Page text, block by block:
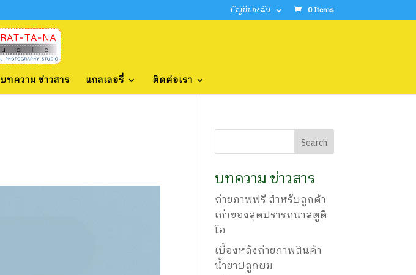
บัญชีของฉัน 0 Items
บทความ ข่าวสาร แกลเลอรี่ ติดต่อเรา
บทความ ข่าวสาร
ถ่ายภาพฟรี สำหรับลูกค้า
เก่าของสุดปรารถนาสตูดิ
โอ
เบื้องหลังถ่ายภาพสินค้า
น้ำยาปลูกผม